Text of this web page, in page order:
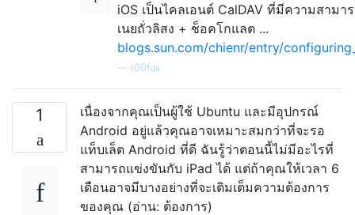
iOS เป็นไคลเอนต์ CalDAV ที่มีความสามา
เนยถั่วลิสง + ช็อคโกแลต ...
blogs.sun.com/chienr/entry/
r00fus
1
เนื่องจากคุณเป็นผู้ใช้ Ubuntu และมีอุปกรณ์
Android อยู่แล้วคุณอาจเหมาะสมกว่าที่จะรอ
แท็บเล็ต Android ที่ดี ฉันรู้ว่าตอนนี้ไม่มีอะไรที่
สามารถแข่งขันกับ iPad ได้ แต่ถ้าคุณให้เวลา 6
เดือนอาจมีบางอย่างที่จะเติมเต็มความต้องการ
ของคุณ (อ่าน: ต้องการ)